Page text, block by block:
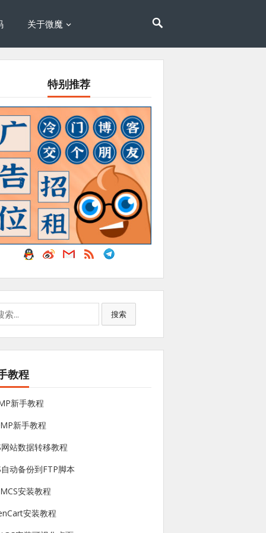
关于微魔
特别推荐
搜索
教程
新手教程
新手教程
网站数据转移教程
自动备份到FTP脚本
安装教程
安装教程